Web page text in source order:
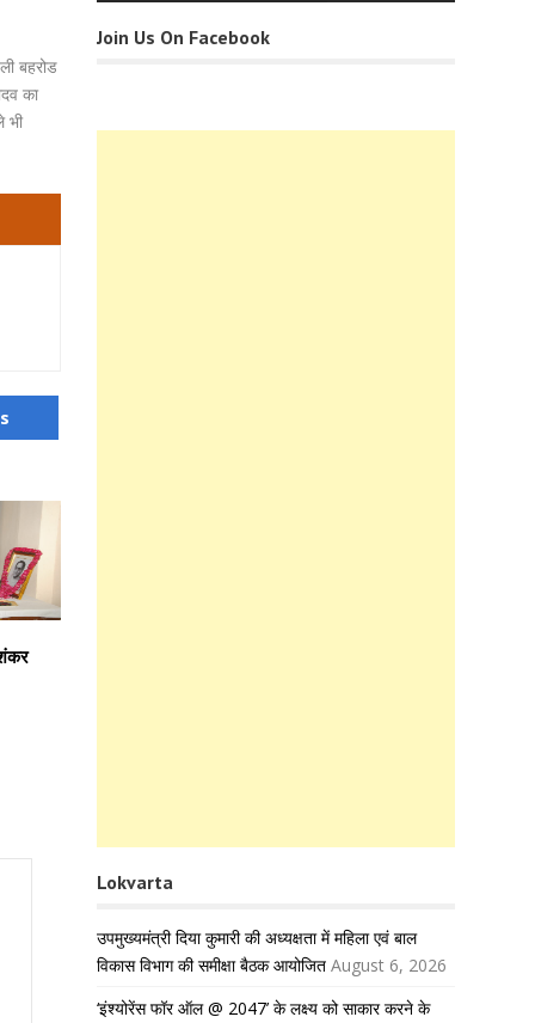
बहरोड
का
भी
Join Us On Facebook
Lokvarta
उपमुख्यमंत्री दिया कुमारी की अध्यक्षता में महिला एवं बाल
विकास विभाग की समीक्षा बैठक आयोजित August 6, 2026
‘इंश्योरेंस फॉर ऑल @ 2047’ के लक्ष्य को साकार करने के